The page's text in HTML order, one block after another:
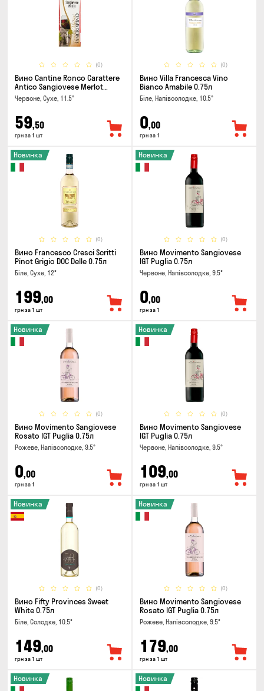
(0)
Вино Cantine Ronco Carattere
Antico Sangiovese Merlot
Rubicone IGT 0.25л
Червоне, Сухе, 11.5°
59,50
грн за 1 шт
(0)
Вино Villa Francesca Vino
Bianco Amabile 0.75л
Біле, Напівсолодке, 10.5°
0,00
грн за 1
(0)
Новинка
Вино Francesco Cresci Scritti
Pinot Grigio DOC Delle 0.75л
Біле, Сухе, 12°
199,00
грн за 1 шт
(0)
Новинка
Вино Movimento Sangiovese
IGT Puglia 0.75л
Червоне, Напівсолодке, 9.5°
0,00
грн за 1
(0)
Новинка
Вино Movimento Sangiovese
Rosato IGT Puglia 0.75л
Рожеве, Напівсолодке, 9.5°
0,00
грн за 1
(0)
Новинка
Вино Movimento Sangiovese
IGT Puglia 0.75л
Червоне, Напівсолодке, 9.5°
109,00
грн за 1 шт
(0)
Новинка
Вино Fifty Provinces Sweet
White 0.75л
Біле, Солодке, 10.5°
149,00
грн за 1 шт
(0)
Новинка
Вино Movimento Sangiovese
Rosato IGT Puglia 0.75л
Рожеве, Напівсолодке, 9.5°
179,00
грн за 1 шт
Новинка Новинка